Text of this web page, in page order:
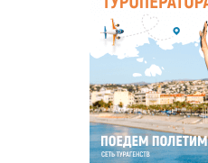
территории отеля
для взрослых и отдельный